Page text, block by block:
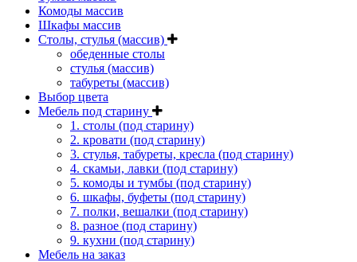
Комоды массив
Шкафы массив
Столы, стулья (массив)
обеденные столы
стулья (массив)
табуреты (массив)
Выбор цвета
Мебель под старину
1. столы (под старину)
2. кровати (под старину)
3. стулья, табуреты, кресла (под старину)
4. скамьи, лавки (под старину)
5. комоды и тумбы (под старину)
6. шкафы, буфеты (под старину)
7. полки, вешалки (под старину)
8. разное (под старину)
9. кухни (под старину)
Мебель на заказ